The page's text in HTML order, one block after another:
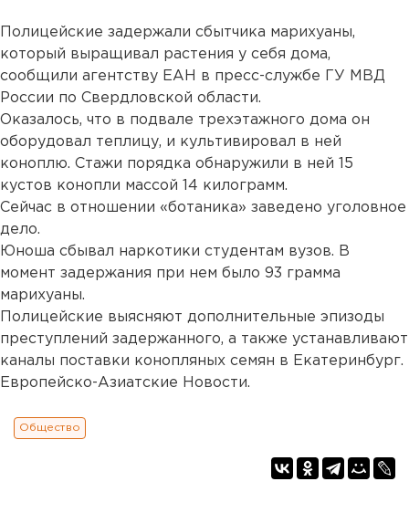
Полицейские задержали сбытчика марихуаны,
который выращивал растения у себя дома,
сообщили агентству ЕАН в пресс-службе ГУ МВД
России по Свердловской области.
Оказалось, что в подвале трехэтажного дома он
оборудовал теплицу, и культивировал в ней
коноплю. Стажи порядка обнаружили в ней 15
кустов конопли массой 14 килограмм.
Сейчас в отношении «ботаника» заведено уголовное
дело.
Юноша сбывал наркотики студентам вузов. В
момент задержания при нем было 93 грамма
марихуаны.
Полицейские выясняют дополнительные эпизоды
преступлений задержанного, а также устанавливают
каналы поставки конопляных семян в Екатеринбург.
Европейско-Азиатские Новости.
Общество